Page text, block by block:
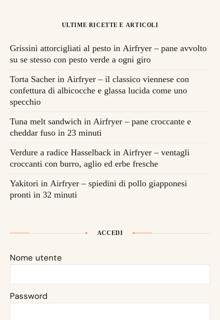
ULTIME RICETTE E ARTICOLI
Grissini attorcigliati al pesto in Airfryer – pane avvolto
su se stesso con pesto verde a ogni giro
Torta Sacher in Airfryer – il classico viennese con
confettura di albicocche e glassa lucida come uno
specchio
Tuna melt sandwich in Airfryer – pane croccante e
cheddar fuso in 23 minuti
Verdure a radice Hasselback in Airfryer – ventagli
croccanti con burro, aglio ed erbe fresche
Yakitori in Airfryer – spiedini di pollo giapponesi
pronti in 32 minuti
ACCEDI
Nome utente
Password